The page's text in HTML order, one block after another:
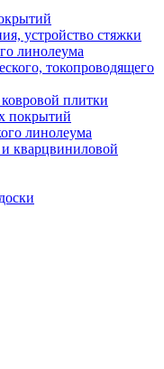
устройство стяжки
линолеума
токопроводящего
плитки
покрытий
линолеума
кварцвиниловой